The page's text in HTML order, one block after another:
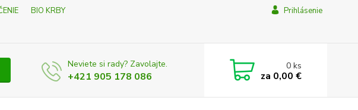
BIO KRBY
Prihlásenie
Neviete si rady? Zavolajte.
+421 905 178 086
0ks
za 0,00 €